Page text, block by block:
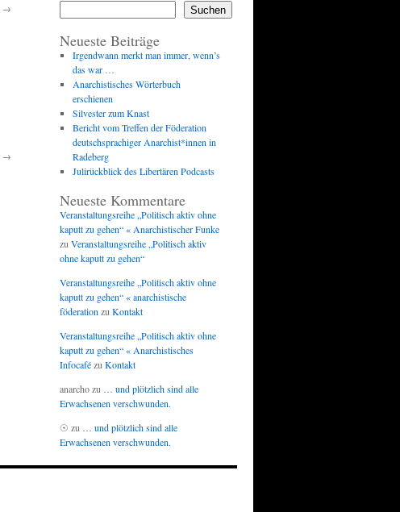
→
→
Suchen
Neueste Beiträge
Irgendwann merkt man immer, wenn’s
das war …
Anarchistisches Wörterbuch
erschienen
Silvester zum Knast
Bericht vom Treffen der Föderation
deutschsprachiger Anarchist*innen in
Radeberg
Julirückblick des Libertären Podcasts
Neueste Kommentare
Veranstaltungsreihe „Politisch aktiv ohne
kaputt zu gehen“ « Anarchistischer Funke
zu Veranstaltungsreihe „Politisch aktiv
ohne kaputt zu gehen“
Veranstaltungsreihe „Politisch aktiv ohne
kaputt zu gehen“ « anarchistische
föderation zu Kontakt
Veranstaltungsreihe „Politisch aktiv ohne
kaputt zu gehen“ « Anarchistisches
Infocafézu Kontakt
anarchozu … und plötzlich sind alle
Erwachsenen verschwunden.
☉ zu … und plötzlich sind alle
Erwachsenen verschwunden.